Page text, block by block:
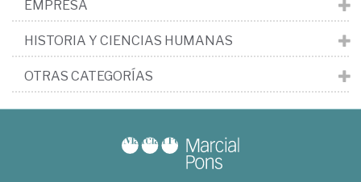
EMPRESA
HISTORIA Y CIENCIAS HUMANAS
OTRAS CATEGORÍAS